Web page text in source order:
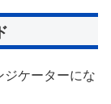
ジケーターにな